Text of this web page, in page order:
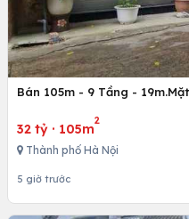
Bán 105m - 9 Tầng -
32 tỷ · 105m
2
Thành phố Hà Nội
5 giờ trước